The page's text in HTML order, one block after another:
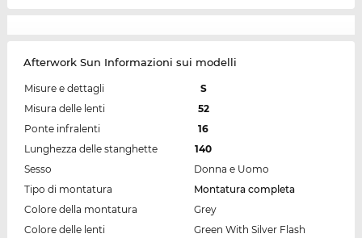
Afterwork Sun Informazioni sui modelli
Misure e dettagli
S
Misura delle lenti
52
Ponte infralenti
16
Lunghezza delle stanghette
140
Sesso
Donna e Uomo
Tipo di montatura
Montatura completa
Colore della montatura
Grey
Colore delle lenti
Green With Silver Flash